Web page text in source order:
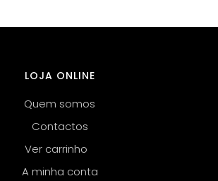
LOJA ONLINE
Quem somos
Contactos
Ver carrinho
A minha conta